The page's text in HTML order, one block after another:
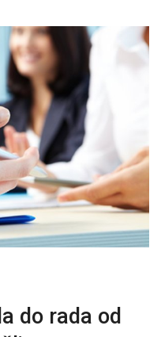
do rada od